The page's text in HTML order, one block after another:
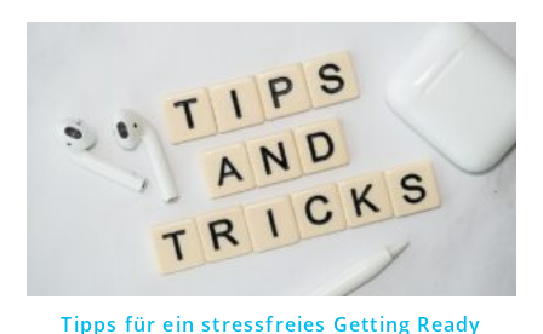
Tipps für ein stressfreies Getting Ready